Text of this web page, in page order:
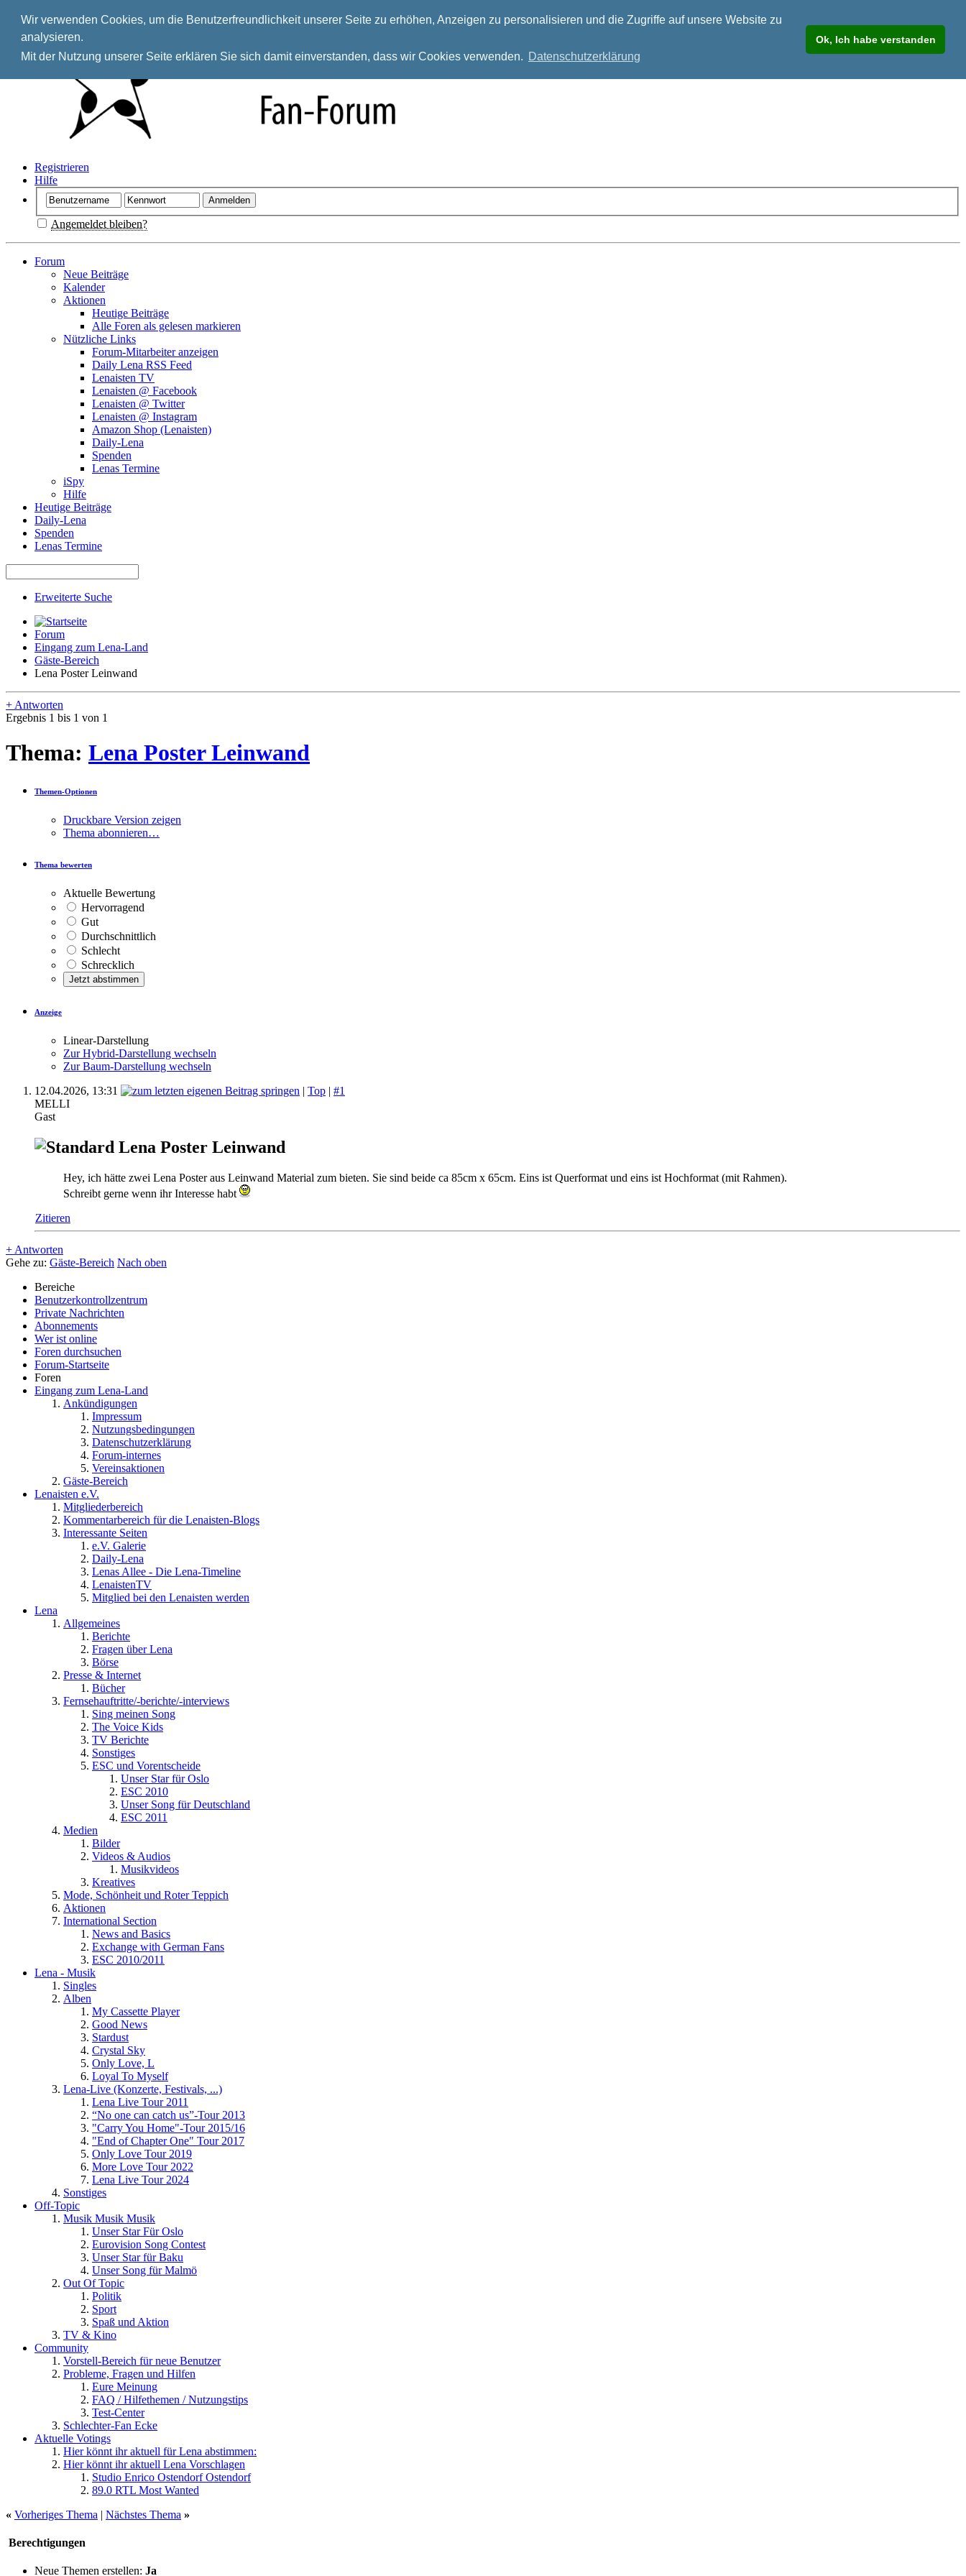
Wir verwenden Cookies, um die Benutzerfreundlichkeit unserer Seite zu erhöhen, Anzeigen zu personalisieren und die Zugriffe auf unsere Website zu
analysieren.
Mit der Nutzung unserer Seite erklären Sie sich damit einverstanden, dass wir Cookies verwenden. Datenschutzerklärung
Ok, Ich habe verstanden
Registrieren
Hilfe
Angemeldet bleiben?
Forum
Neue Beiträge
Kalender
Aktionen
Heutige Beiträge
Alle Foren als gelesen markieren
Nützliche Links
Forum-Mitarbeiter anzeigen
Daily Lena RSS Feed
Lenaisten TV
Lenaisten @ Facebook
Lenaisten @ Twitter
Lenaisten @ Instagram
Amazon Shop (Lenaisten)
Daily-Lena
Spenden
Lenas Termine
iSpy
Hilfe
Heutige Beiträge
Daily-Lena
Spenden
Lenas Termine
Erweiterte Suche
Forum
Eingang zum Lena-Land
Gäste-Bereich
Lena Poster Leinwand
+ Antworten
Ergebnis 1 bis 1 von 1
Thema: Lena Poster Leinwand
Themen-Optionen
Druckbare Version zeigen
Thema abonnieren…
Thema bewerten
Aktuelle Bewertung
Hervorragend
Gut
Durchschnittlich
Schlecht
Schrecklich
Anzeige
Linear-Darstellung
Zur Hybrid-Darstellung wechseln
Zur Baum-Darstellung wechseln
12.04.2026, 13:31 | Top | #1
MELLI
Gast
Lena Poster Leinwand
Hey, ich hätte zwei Lena Poster aus Leinwand Material zum bieten. Sie sind beide ca 85cm x 65cm. Eins ist Querformat und eins ist Hochformat (mit Rahmen).
Schreibt gerne wenn ihr Interesse habt
Zitieren
+ Antworten
Gehe zu: Gäste-Bereich Nach oben
Bereiche
Benutzerkontrollzentrum
Private Nachrichten
Abonnements
Wer ist online
Foren durchsuchen
Forum-Startseite
Foren
Eingang zum Lena-Land
Ankündigungen
Impressum
Nutzungsbedingungen
Datenschutzerklärung
Forum-internes
Vereinsaktionen
Gäste-Bereich
Lenaisten e.V.
Mitgliederbereich
Kommentarbereich für die Lenaisten-Blogs
Interessante Seiten
e.V. Galerie
Daily-Lena
Lenas Allee - Die Lena-Timeline
LenaistenTV
Mitglied bei den Lenaisten werden
Lena
Allgemeines
Berichte
Fragen über Lena
Börse
Presse & Internet
Bücher
Fernsehauftritte/-berichte/-interviews
Sing meinen Song
The Voice Kids
TV Berichte
Sonstiges
ESC und Vorentscheide
Unser Star für Oslo
ESC 2010
Unser Song für Deutschland
ESC 2011
Medien
Bilder
Videos & Audios
Musikvideos
Kreatives
Mode, Schönheit und Roter Teppich
Aktionen
International Section
News and Basics
Exchange with German Fans
ESC 2010/2011
Lena - Musik
Singles
Alben
My Cassette Player
Good News
Stardust
Crystal Sky
Only Love, L
Loyal To Myself
Lena-Live (Konzerte, Festivals, ...)
Lena Live Tour 2011
“No one can catch us”-Tour 2013
"Carry You Home"-Tour 2015/16
"End of Chapter One" Tour 2017
Only Love Tour 2019
More Love Tour 2022
Lena Live Tour 2024
Sonstiges
Off-Topic
Musik Musik Musik
Unser Star Für Oslo
Eurovision Song Contest
Unser Star für Baku
Unser Song für Malmö
Out Of Topic
Politik
Sport
Spaß und Aktion
TV & Kino
Community
Vorstell-Bereich für neue Benutzer
Probleme, Fragen und Hilfen
Eure Meinung
FAQ / Hilfethemen / Nutzungstips
Test-Center
Schlechter-Fan Ecke
Aktuelle Votings
Hier könnt ihr aktuell für Lena abstimmen:
Hier könnt ihr aktuell Lena Vorschlagen
Studio Enrico Ostendorf Ostendorf
89.0 RTL Most Wanted
« Vorheriges Thema | Nächstes Thema »
Berechtigungen
Neue Themen erstellen: Ja